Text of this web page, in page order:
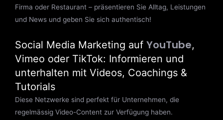
Firma oder Restaurant – präsentieren Sie Alltag, Leistungen
und News und geben Sie sich authentisch!
Social Media Marketing auf YouTube,
Vimeo oder TikTok: Informieren und
unterhalten mit Videos, Coachings &
Tutorials
Diese Netzwerke sind perfekt für Unternehmen, die
regelmässig Video-Content zur Verfügung haben.